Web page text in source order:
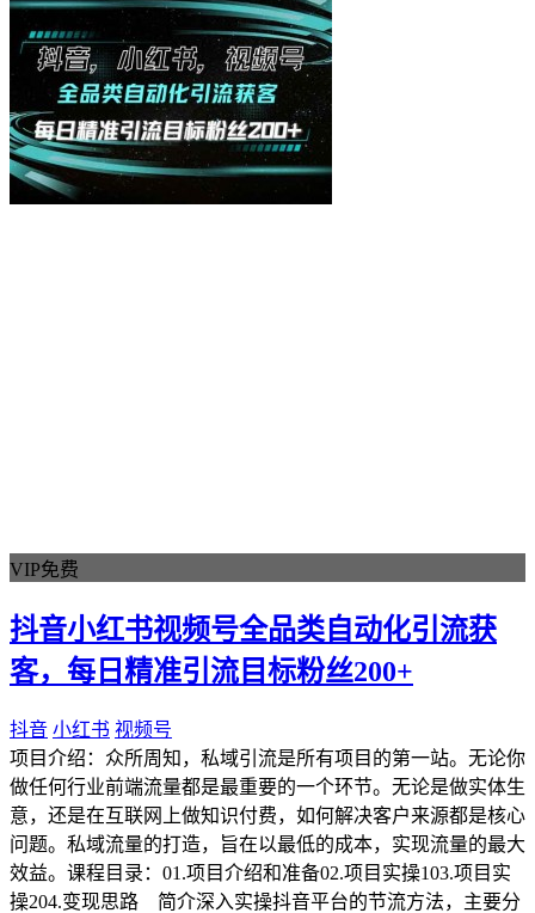
VIP免费
抖音小红书视频号全品类自动化引流获
客，每日精准引流目标粉丝200+
抖音 小红书 视频号
项目介绍：众所周知，私域引流是所有项目的第一站。无论你
做任何行业前端流量都是最重要的一个环节。无论是做实体生
意，还是在互联网上做知识付费，如何解决客户来源都是核心
问题。私域流量的打造，旨在以最低的成本，实现流量的最大
效益。课程目录：01.项目介绍和准备02.项目实操103.项目实
操204.变现思路 简介深入实操抖音平台的节流方法，主要分